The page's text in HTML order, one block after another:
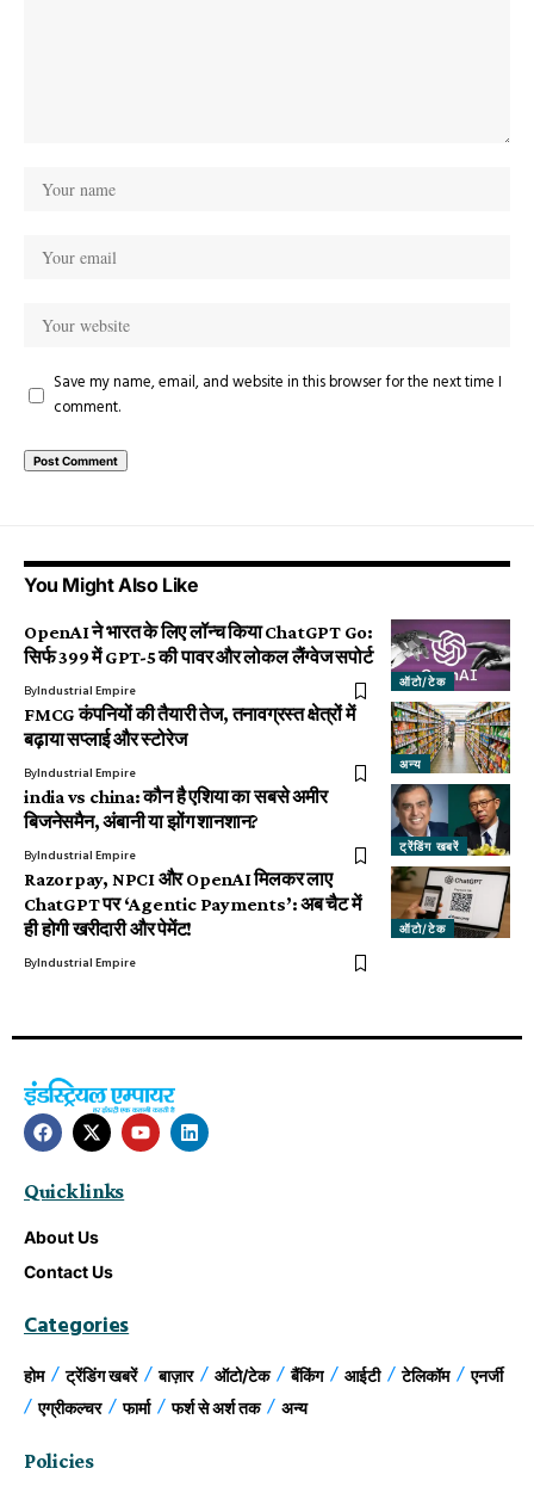
Save my name, email, and website in this browser for the next time I
comment.
You Might Also Like
ऑटो/टेक
OpenAI ने भारत के लिए लॉन्च किया ChatGPT Go:
सिर्फ ₹399 में GPT-5 की पावर और लोकल लैंग्वेज सपोर्ट
ByIndustrial Empire
अन्य
FMCG कंपनियों की तैयारी तेज, तनावग्रस्त क्षेत्रों में
बढ़ाया सप्लाई और स्टोरेज
ByIndustrial Empire
ट्रेंडिंग खबरें
india vs china: कौन है एशिया का सबसे अमीर
बिजनेसमैन, अंबानी या झोंग शानशान?
ByIndustrial Empire
ऑटो/टेक
Razorpay, NPCI और OpenAI मिलकर लाए
ChatGPT पर ‘Agentic Payments’: अब चैट में
ही होगी खरीदारी और पेमेंट!
ByIndustrial Empire
Quick links
About Us
Contact Us
Categories
होम ट्रेंडिंग खबरें बाज़ार ऑटो/टेक बैंकिंग आईटी टेलिकॉम
एनर्जी
एग्रीकल्चर
फार्मा फर्श से अर्श तक अन्य
Policies